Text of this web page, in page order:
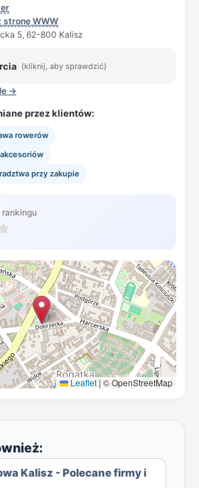
stronę WWW
5, 62-800 Kalisz
(kliknij, aby sprawdzić)
→
przez klientów:
rowerów
przy zakupie
Leaflet | © OpenStreetMap
Kalisz - Polecane firmy i